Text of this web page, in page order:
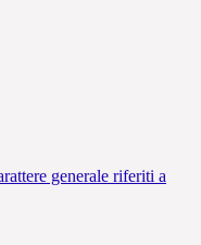
generale riferiti a